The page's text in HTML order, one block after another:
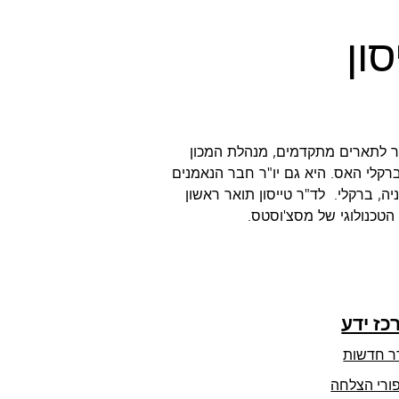
לתארים מתקדמים, מנהלת המכון
האס. היא גם יו"ר חבר הנאמנים
ברקלי. לד"ר טייסון תואר ראשון
של מסצ'וסטס.
ידע
חדשות
הצלחה